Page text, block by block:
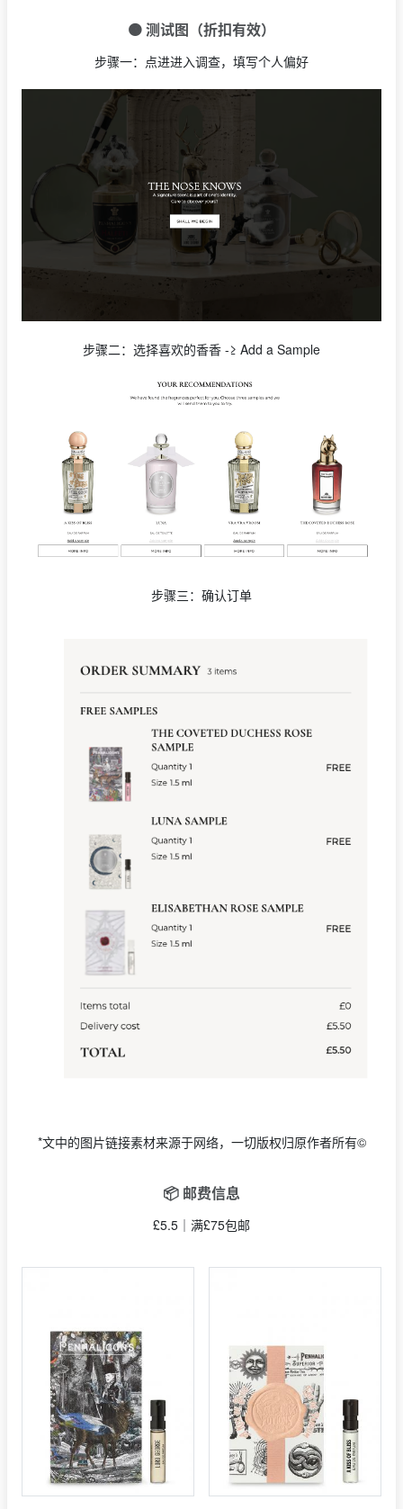
🟠 测试图（折扣有效）
步骤一：点进进入调查，填写个人偏好
步骤二：选择喜欢的香香 -≥ Add a Sample
步骤三：确认订单
*文中的图片链接素材来源于网络，一切版权归原作者所有©
📦 邮费信息
£5.5｜满£75包邮